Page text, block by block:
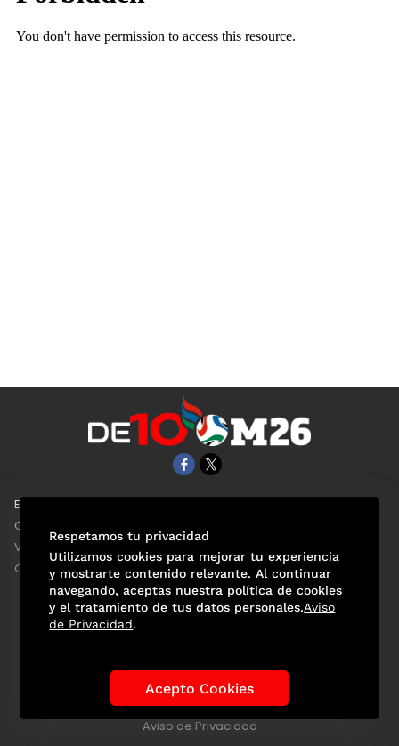
EL UNIVERSAL
Clase
ViveUSA
Confabulario
Historia de los Mundiales Lo viral Anécdotas Mundialistas
Las Figuras Tendencias Directorio
Aviso de Privacidad
Respetamos tu privacidad
Utilizamos cookies para mejorar tu experiencia
y mostrarte contenido relevante. Al continuar
navegando, aceptas nuestra política de cookies
y el tratamiento de tus datos personales.Aviso
de Privacidad.
Acepto Cookies